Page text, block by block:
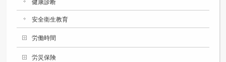
健康診断
安全衛生教育
労働時間
労災保険